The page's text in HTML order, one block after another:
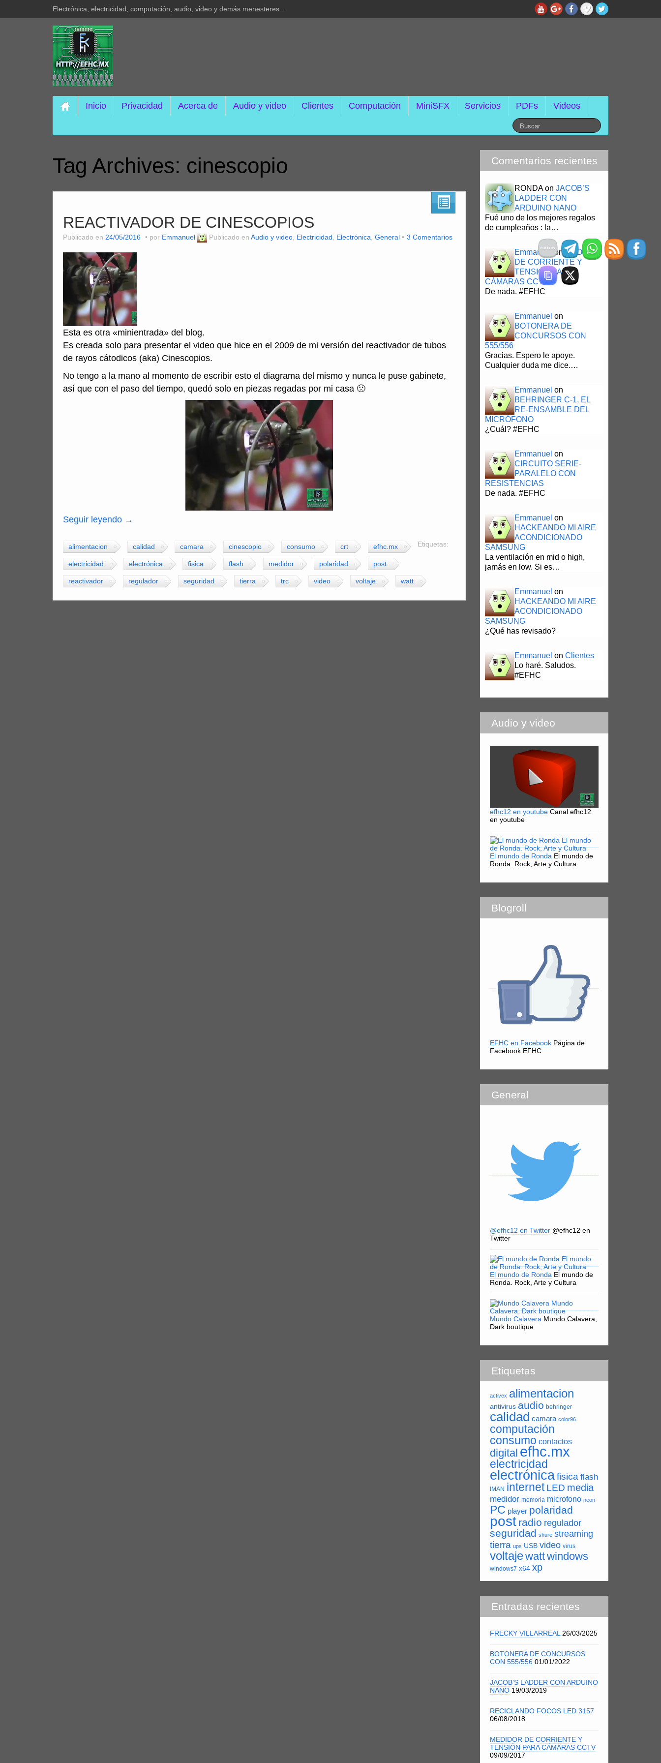
Electrónica, electricidad, computación, audio, video y demás menesteres...
Inicio Privacidad Acerca de Audio y video Clientes Computación MiniSFX Servicios PDFs Videos
Tag Archives: cinescopio
REACTIVADOR DE CINESCOPIOS
Publicado en 24/05/2016 por Emmanuel Publicado en Audio y video Electricidad Electrónica General 3 Comentarios
Esta es otra «minientrada» del blog.
Es creada solo para presentar el video que hice en el 2009 de mi versión del reactivador de tubos
de rayos cátodicos (aka) Cinescopios.
No tengo a la mano al momento de escribir esto el diagrama del mismo y nunca le puse gabinete,
así que con el paso del tiempo, quedó solo en piezas regadas por mi casa 🙁
Seguir leyendo →
Etiquetas:
alimentacion calidad camara cinescopio consumo crt efhc.mx
electricidad electrónica fisica flash medidor polaridad post
reactivador regulador seguridad tierra trc video voltaje watt
Comentarios recientes
RONDA on JACOB’S
LADDER CON
ARDUINO NANO
Fué uno de los mejores regalos
de cumpleaños : la…
Emmanuel on MEDIDOR
DE CORRIENTE Y
TENSIÓN PARA
CÁMARAS CCTV
De nada. #EFHC
Emmanuel on
BOTONERA DE
CONCURSOS CON
555/556
Gracias. Espero le apoye.
Cualquier duda me dice.…
Emmanuel on
BEHRINGER C-1, EL
RE-ENSAMBLE DEL
MICRÓFONO
¿Cuál? #EFHC
Emmanuel on
CIRCUITO SERIE-
PARALELO CON
RESISTENCIAS
De nada. #EFHC
Emmanuel on
HACKEANDO MI AIRE
ACONDICIONADO
SAMSUNG
La ventilación en mid o high,
jamás en low. Si es…
Emmanuel on
HACKEANDO MI AIRE
ACONDICIONADO
SAMSUNG
¿Qué has revisado?
Emmanuel on Clientes
Lo haré. Saludos.
#EFHC
Audio y video
efhc12 en youtube Canal efhc12
en youtube
El mundo de Ronda El mundo de
Ronda. Rock, Arte y Cultura
Blogroll
EFHC en Facebook Página de
Facebook EFHC
General
@efhc12 en Twitter @efhc12 en
Twitter
El mundo de Ronda El mundo de
Ronda. Rock, Arte y Cultura
Mundo Calavera Mundo Calavera,
Dark boutique
Etiquetas
activex alimentacion
antivirus audio behringer
calidad camara color96
computación
consumo contactos
digital efhc.mx
electricidad
electrónica fisica flash
IMAN internet LED media
medidor memoria microfono neon
PC player polaridad
post radio regulador
seguridad shure streaming
tierra ups USB video virus
voltajewattwindows
windows7 x64 xp
Entradas recientes
FRECKY VILLARREAL 26/03/2025
BOTONERA DE CONCURSOS
CON 555/556 01/01/2022
JACOB’S LADDER CON ARDUINO
NANO 19/03/2019
RECICLANDO FOCOS LED 3157
06/08/2018
MEDIDOR DE CORRIENTE Y
TENSIÓN PARA CÁMARAS CCTV
09/09/2017